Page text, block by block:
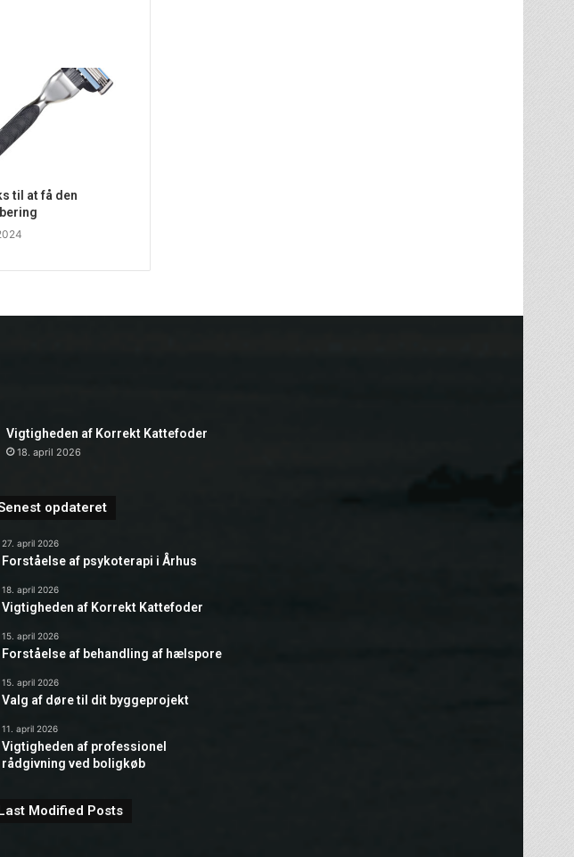
til at få den
Vigtigheden af Korrekt Kattefoder
18. april 2026
opdateret
27. april 2026
Forståelse af psykoterapi i Århus
18. april 2026
Vigtigheden af Korrekt Kattefoder
15. april 2026
Forståelse af behandling af hælspore
15. april 2026
Valg af døre til dit byggeprojekt
11. april 2026
Vigtigheden af professionel
rådgivning ved boligkøb
Modified Posts